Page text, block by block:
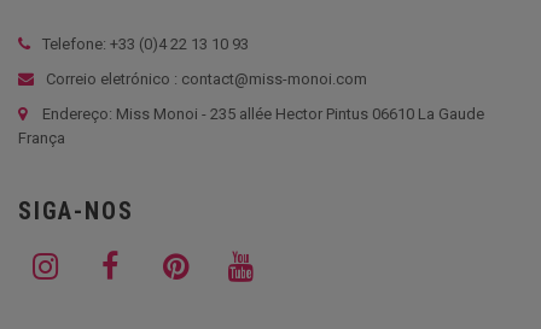
Telefone: +33 (0)4 22 13 10 93
Correio eletrónico : contact@miss-monoi.com
Endereço: Miss Monoi - 235 allée Hector Pintus 06610 La Gaude
França
SIGA-NOS